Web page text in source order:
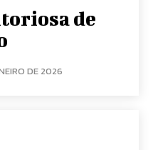
de
DE 2026